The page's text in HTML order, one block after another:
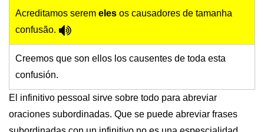
Acreditamos serem eles os causadores de tamanha
confusão.
Creemos que son ellos los causentes de toda esta
confusión.
El infinitivo pessoal sirve sobre todo para abreviar
oraciones subordinadas. Que se puede abreviar frases